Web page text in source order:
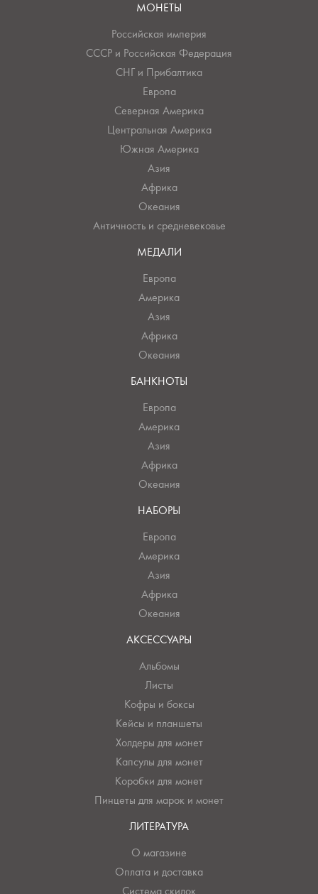
МОНЕТЫ
Российская империя
СССР и Российская Федерация
СНГ и Прибалтика
Европа
Северная Америка
Центральная Америка
Южная Америка
Азия
Африка
Океания
Античность и средневековье
МЕДАЛИ
Европа
Америка
Азия
Африка
Океания
БАНКНОТЫ
Европа
Америка
Азия
Африка
Океания
НАБОРЫ
Европа
Америка
Азия
Африка
Океания
АКСЕССУАРЫ
Альбомы
Листы
Кофры и боксы
Кейсы и планшеты
Холдеры для монет
Капсулы для монет
Коробки для монет
Пинцеты для марок и монет
ЛИТЕРАТУРА
О магазине
Оплата и доставка
Система скидок